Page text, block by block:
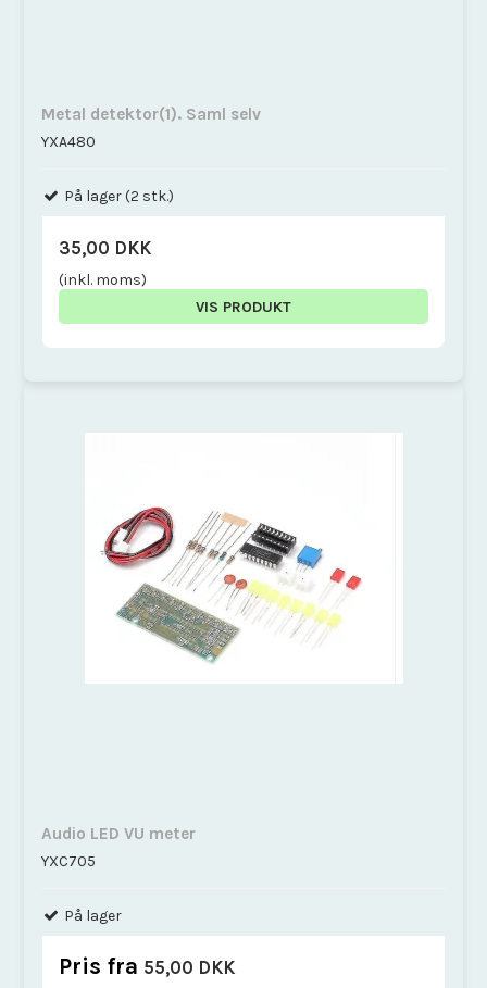
Metal detektor(1). Saml selv
YXA480
På lager (2 stk.)
35,00 DKK
(inkl. moms)
VIS PRODUKT
Audio LED VU meter
YXC705
På lager
Pris fra 55,00 DKK